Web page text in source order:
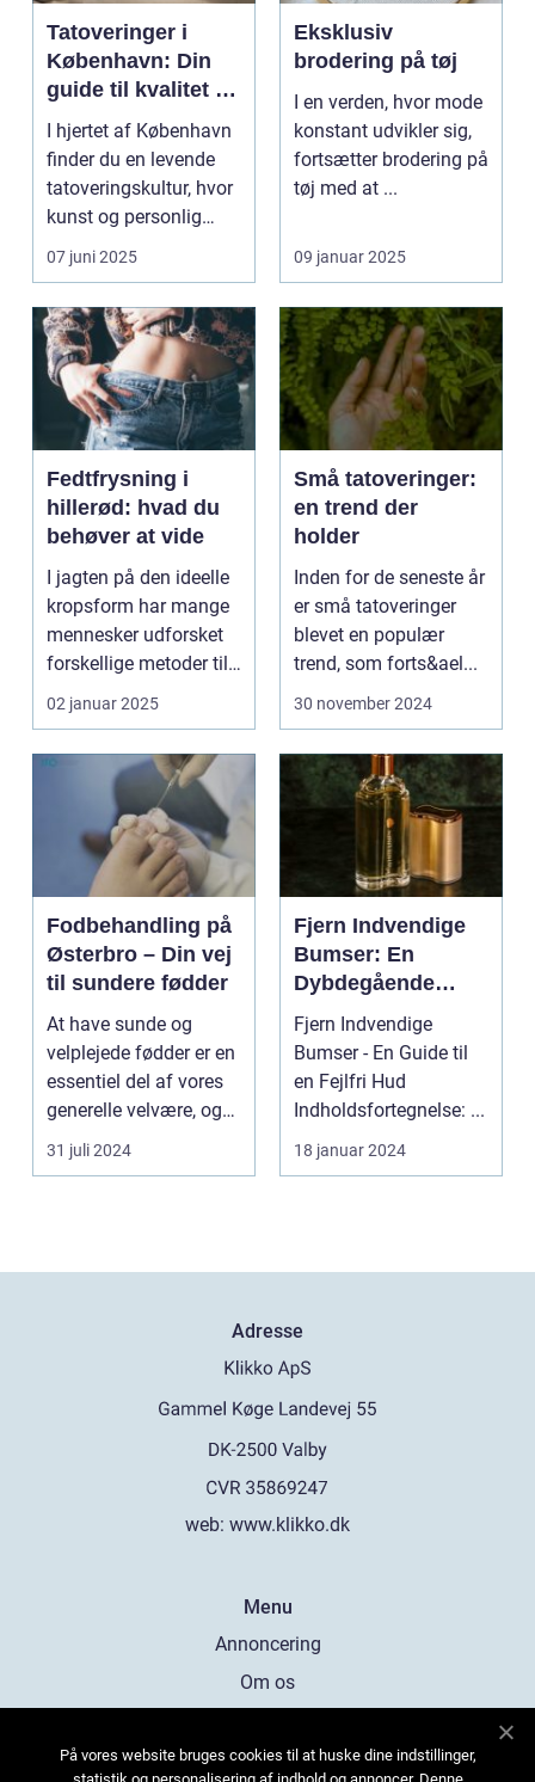
Tatoveringer i
København: Din
guide til kvalitet og
kreativitet
I hjertet af København
finder du en levende
tatoveringskultur, hvor
kunst og personlig
udtryk...
07 juni 2025
Eksklusiv
brodering på tøj
I en verden, hvor mode
konstant udvikler sig,
fortsætter brodering på
tøj med at ...
09 januar 2025
Fedtfrysning i
hillerød: hvad du
behøver at vide
I jagten på den ideelle
kropsform har mange
mennesker udforsket
forskellige metoder til
at red...
02 januar 2025
Små tatoveringer:
en trend der
holder
Inden for de seneste år
er små tatoveringer
blevet en populær
trend, som forts&ael...
30 november 2024
Fodbehandling på
Østerbro – Din vej
til sundere fødder
At have sunde og
velplejede fødder er en
essentiel del af vores
generelle velvære, og
d...
31 juli 2024
Fjern Indvendige
Bumser: En
Dybdegående
Oversigt til
Skønheds- og
Kosmetikforbruger
e
Fjern Indvendige
Bumser - En Guide til
en Fejlfri Hud
Indholdsfortegnelse: ...
18 januar 2024
Adresse
web: www.klikko.dk
Menu
Annoncering
Om os
Kontakt os
På vores website bruges cookies til at huske dine indstillinger,